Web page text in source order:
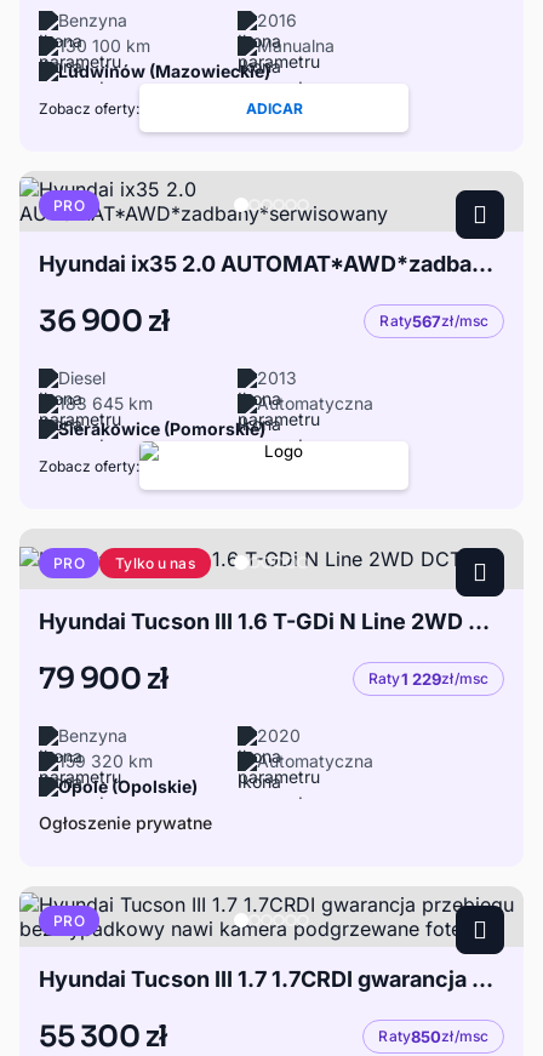
Benzyna
2016
130 100 km
Manualna
Ludwinów (Mazowieckie)
Zobacz oferty: ADICAR
PRO
Hyundai ix35 2.0 AUTOMAT*AWD*zadbany*serwisowany
36 900 zł Raty567zł/msc
Diesel
2013
183 645 km
Automatyczna
Sierakowice (Pomorskie)
Zobacz oferty:
PRO Tylko u nas
Hyundai Tucson III 1.6 T-GDi N Line 2WD DCT
79 900 zł Raty1 229zł/msc
Benzyna
2020
159 320 km
Automatyczna
Opole (Opolskie)
Ogłoszenie prywatne
PRO
Hyundai Tucson III 1.7 1.7CRDI gwarancja przebiegu bezwypadkowy nawi kamera podgrzewane fotel
55 300 zł Raty850zł/msc